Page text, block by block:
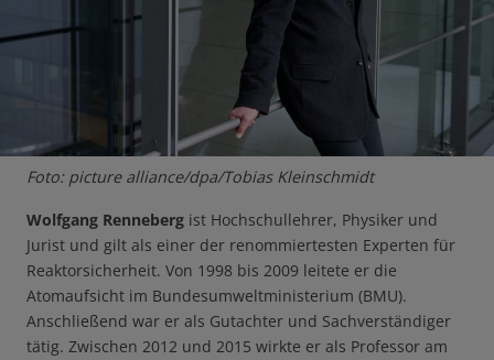
Foto: picture alliance/dpa/Tobias Kleinschmidt
Wolfgang Renneberg ist Hochschullehrer, Physiker und
Jurist und gilt als einer der renommiertesten Experten für
Reaktorsicherheit. Von 1998 bis 2009 leitete er die
Atomaufsicht im Bundesumweltministerium (BMU).
Anschließend war er als Gutachter und Sachverständiger
tätig. Zwischen 2012 und 2015 wirkte er als Professor am